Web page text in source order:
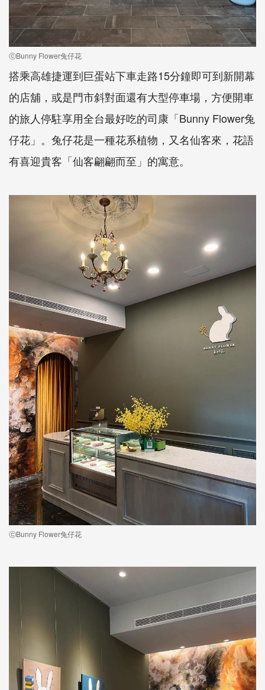
ⓒBunny Flower兔仔花
搭乘高雄捷運到巨蛋站下車走路15分鐘即可到新開幕
的店舖，或是門市斜對面還有大型停車場，方便開車
的旅人停駐享用全台最好吃的司康「Bunny Flower兔
仔花」。兔仔花是一種花系植物，又名仙客來，花語
有喜迎貴客「仙客翩翩而至」的寓意。
ⓒBunny Flower兔仔花